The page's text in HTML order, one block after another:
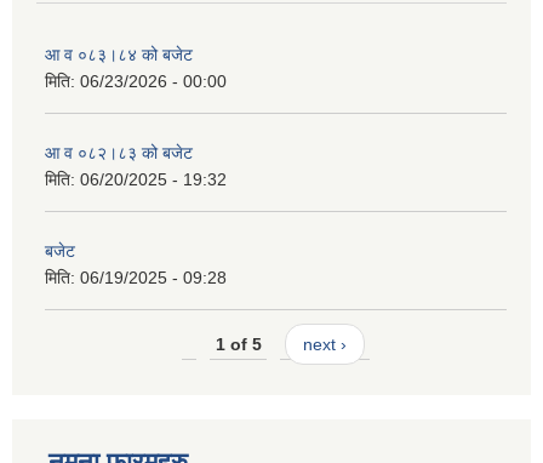
आ व ०८३।८४ को बजेट
मिति: 06/23/2026 - 00:00
आ व ०८२।८३ को बजेट
मिति: 06/20/2025 - 19:32
बजेट
मिति: 06/19/2025 - 09:28
1 of 5 next ›